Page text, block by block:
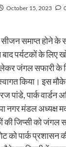
October 15, 2023
समाप्त होने के
पर्यटकों के लिए
जंगल सफारी के
किया। इस मौके
पांडे, पार्क वार्डन
नगर मंडल अध्यक्ष
की जिप्सी को जंगल
को पार्क